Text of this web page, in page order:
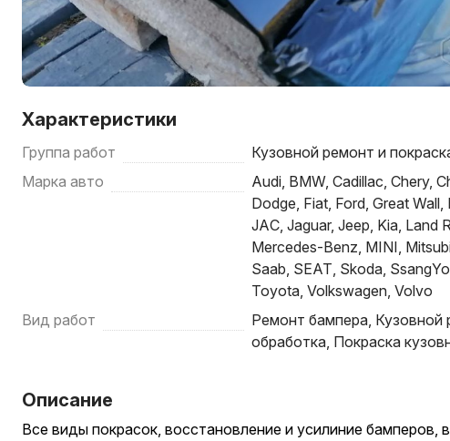
Характеристики
Группа работ
Кузовной ремонт и
Марка авто
Audi, BMW, Cadillac, Chery,
Dodge, Fiat, Ford, Great
JAC, Jaguar, Jeep, Kia, Land
Mercedes-Benz, MINI,
Saab, SEAT, Skoda,
Toyota, Volkswagen, Volvo
Вид работ
Ремонт бампера, Кузовной
обработка, Покраска
Описание
Все виды покрасок, восстановление и усилиние бамперов,